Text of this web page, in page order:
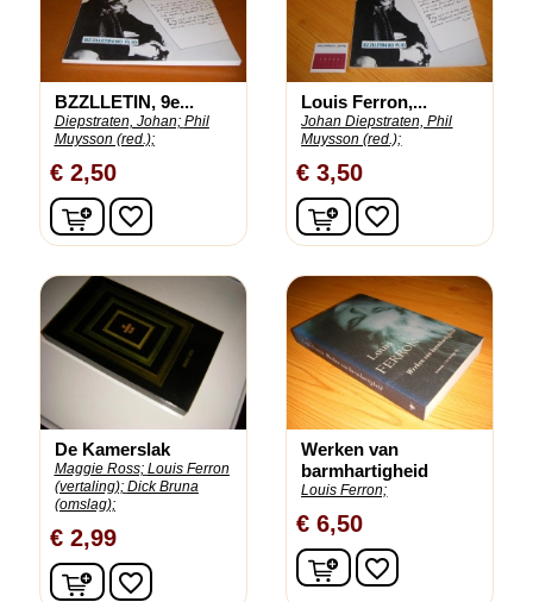
BZZLLETIN, 9e...
Diepstraten, Johan; Phil
Muysson (red.);
€ 2,50
In winkelwagen
favorite_border
Louis Ferron,...
Johan Diepstraten, Phil
Muysson (red.);
€ 3,50
In winkelwagen
favorite_border
De Kamerslak
Maggie Ross; Louis Ferron
(vertaling); Dick Bruna
(omslag);
€ 2,99
In winkelwagen
favorite_border
Werken van
barmhartigheid
Louis Ferron;
€ 6,50
In winkelwagen
favorite_border